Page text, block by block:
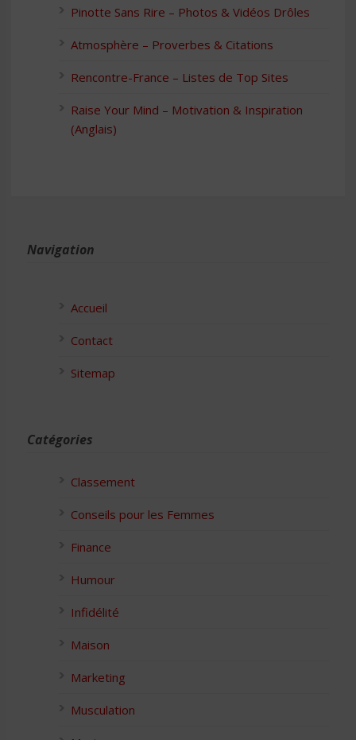
Pinotte Sans Rire – Photos & Vidéos Drôles
Atmosphère – Proverbes & Citations
Rencontre-France – Listes de Top Sites
Raise Your Mind – Motivation & Inspiration
(Anglais)
Navigation
Accueil
Contact
Sitemap
Catégories
Classement
Conseils pour les Femmes
Finance
Humour
Infidélité
Maison
Marketing
Musculation